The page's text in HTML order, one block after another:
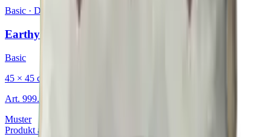
Basic · Dekokissen
Earthy Chevron
Basic
45 × 45 cm
Art. 999.234.06
Muster
Produkt ansehen